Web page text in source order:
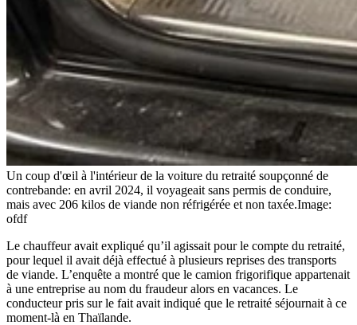
Un coup d'œil à l'intérieur de la voiture du retraité soupçonné de
contrebande: en avril 2024, il voyageait sans permis de conduire,
mais avec 206 kilos de viande non réfrigérée et non taxée.Image:
ofdf
Le chauffeur avait expliqué qu’il agissait pour le compte du retraité,
pour lequel il avait déjà effectué à plusieurs reprises des transports
de viande. L’enquête a montré que le camion frigorifique appartenait
à une entreprise au nom du fraudeur alors en vacances. Le
conducteur pris sur le fait avait indiqué que le retraité séjournait à ce
moment-là en Thaïlande.